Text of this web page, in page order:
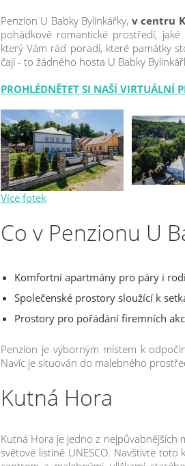
Penzion U Babky Bylinkářky, v centru
pohádkově romantické prostředí,
který Vám rád poradí, které památky
čaji - to žádného hosta U Babky
PROHLÉDNĚTET SI NAŠÍ VIRTUÁLNÍ
Více fotek
Co v Penzionu U
Komfortní apartmány pro páry i
Společenské prostory sloužící k
Prostory pro pořádání firemních
Penzion je výborným místem k
Navíc je situován do malebného
Kutná Hora
Kutná Hora je jedno z nejpůvabnějších
světové listině UNESCO. Navštivte